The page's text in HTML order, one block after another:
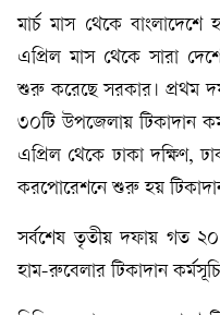
মার্চ মাস থেকে
এপ্রিল মাস থেকে সারা
শুরু করেছে সরকার। প্রথম
৩০টি উপজেলায় টিকাদান
এপ্রিল থেকে ঢাকা দক্ষিণ,
করপোরেশনে শুরু হয় টিকাদান
সর্বশেষ তৃতীয় দফায় গত
হাম-রুবেলার টিকাদান